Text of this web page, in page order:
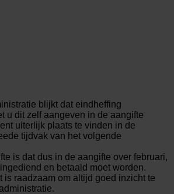
blijkt dat eindheffing
u dit zelf aangeven in de aangifte
uiterlijk plaats te vinden in de
tijdvak van het volgende
is dat dus in de aangifte over februari,
en betaald moet worden.
is raadzaam om altijd goed inzicht te